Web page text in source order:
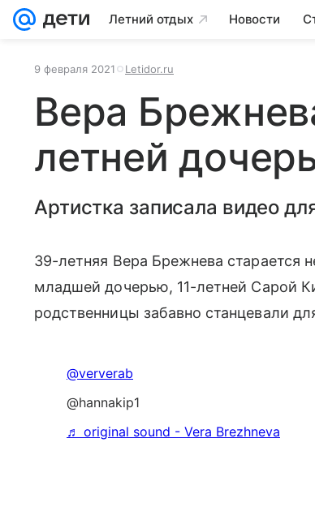
Летний отдых Новости
9 февраля 2021 Letidor.ru
Вера
летней
Артистка записала видео
39-летняя Вера Брежнева старается
младшей дочерью, 11-летней Сарой
родственницы забавно станцевали
@ververab
@hannakip1
♬ original sound - Vera Brezhneva